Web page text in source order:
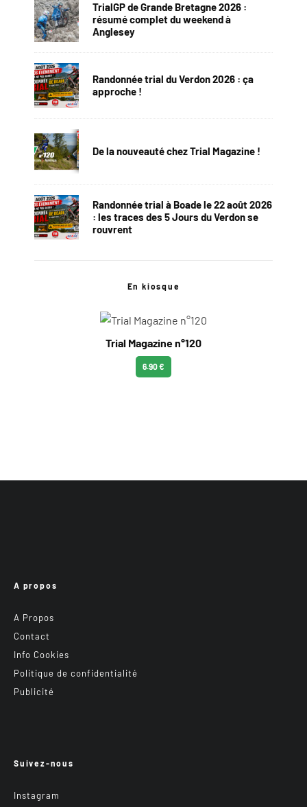
TrialGP de Grande Bretagne 2026 :
résumé complet du weekend à
Anglesey
Randonnée trial du Verdon 2026 : ça
approche !
De la nouveauté chez Trial Magazine !
Randonnée trial à Boade le 22 août 2026
: les traces des 5 Jours du Verdon se
rouvrent
En kiosque
Trial Magazine n°120
6.90 €
A propos
A Propos
Contact
Info Cookies
Politique de confidentialité
Publicité
Suivez-nous
Instagram